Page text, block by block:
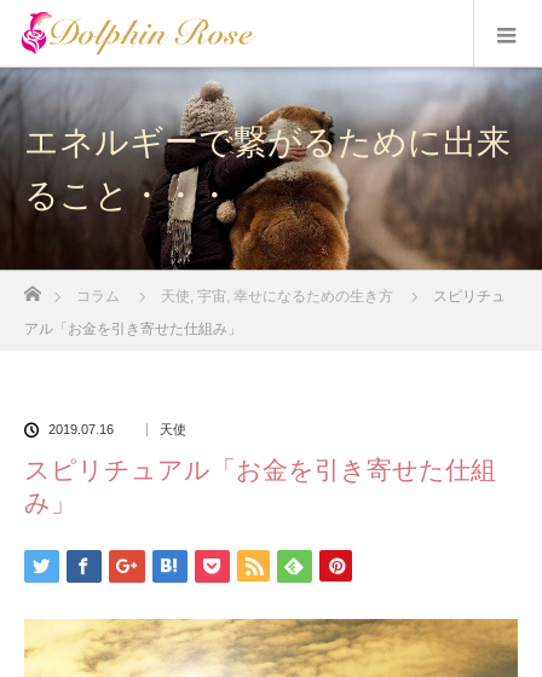
エネルギーで繋がるために出来
ること・・・
コラム 天使 宇宙 幸せになるための生き方
スピリチュ
アル「お金を引き寄せた仕組み」
2019.07.16 天使
スピリチュアル「お金を引き寄せた仕組
み」